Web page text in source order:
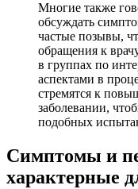
Многие также
обсуждать
частые позывы,
обращения к
в группах по
аспектами в
стремятся к
заболевании,
подобных
Симптомы и
характерные